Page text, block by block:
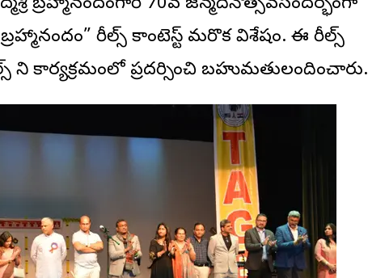
రీల్స్ కాంటెస్ట్ మరొక విశేషం. ఈ రీల్స్
ని కార్యక్రమంలో ప్రదర్సించి బహుమతులందించారు.